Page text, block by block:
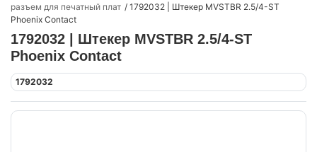
разъем для печатный плат
1792032 | Штекер MVSTBR 2.5/4-ST
Phoenix Contact
1792032 | Штекер MVSTBR 2.5/4-ST
Phoenix Contact
1792032